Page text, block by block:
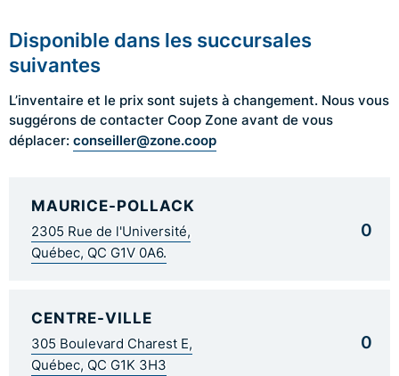
Disponible dans les succursales
suivantes
L’inventaire et le prix sont sujets à changement. Nous vous
suggérons de contacter Coop Zone avant de vous
déplacer: conseiller@zone.coop
MAURICE-POLLACK
2305 Rue de l'Université,
Québec, QC G1V 0A6.
0
CENTRE-VILLE
305 Boulevard Charest E,
Québec, QC G1K 3H3
0